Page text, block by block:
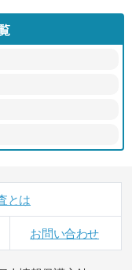
とは
お問い合わせ